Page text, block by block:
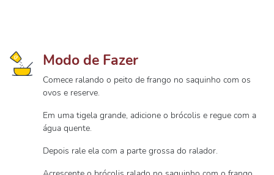
Modo de Fazer
Comece ralando o peito de frango no saquinho com os
ovos e reserve.
Em uma tigela grande, adicione o brócolis e regue com a
água quente.
Depois rale ela com a parte grossa do ralador.